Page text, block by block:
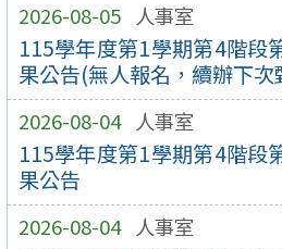
2026-08-05 人事室
115學年度第1學期第4階段
果公告(無人報名，續辦下次
2026-08-04 人事室
115學年度第1學期第4階段
果公告
2026-08-04 人事室